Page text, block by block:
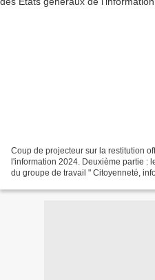
Coup de projecteur sur la restitution
l'information 2024. Deuxième partie :
du groupe de travail " Citoyenneté,